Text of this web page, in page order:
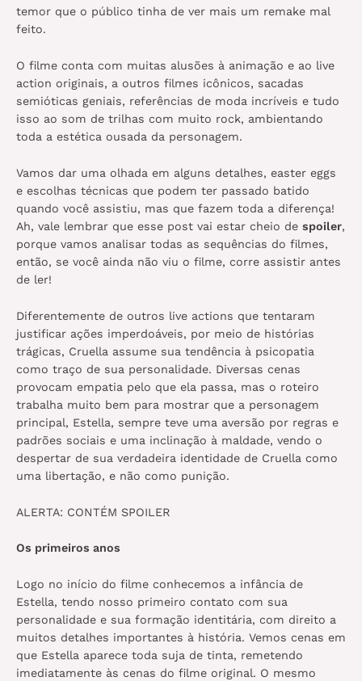
temor que o público tinha de ver mais um remake mal
feito.
O filme conta com muitas alusões à animação e ao live
action originais, a outros filmes icônicos, sacadas
semióticas geniais, referências de moda incríveis e tudo
isso ao som de trilhas com muito rock, ambientando
toda a estética ousada da personagem.
Vamos dar uma olhada em alguns detalhes, easter eggs
e escolhas técnicas que podem ter passado batido
quando você assistiu, mas que fazem toda a diferença!
Ah, vale lembrar que esse post vai estar cheio de spoiler,
porque vamos analisar todas as sequências do filmes,
então, se você ainda não viu o filme, corre assistir antes
de ler!
Diferentemente de outros live actions que tentaram
justificar ações imperdoáveis, por meio de histórias
trágicas, Cruella assume sua tendência à psicopatia
como traço de sua personalidade. Diversas cenas
provocam empatia pelo que ela passa, mas o roteiro
trabalha muito bem para mostrar que a personagem
principal, Estella, sempre teve uma aversão por regras e
padrões sociais e uma inclinação à maldade, vendo o
despertar de sua verdadeira identidade de Cruella como
uma libertação, e não como punição.
ALERTA: CONTÉM SPOILER
Os primeiros anos
Logo no início do filme conhecemos a infância de
Estella, tendo nosso primeiro contato com sua
personalidade e sua formação identitária, com direito a
muitos detalhes importantes à história. Vemos cenas em
que Estella aparece toda suja de tinta, remetendo
imediatamente às cenas do filme original. O mesmo